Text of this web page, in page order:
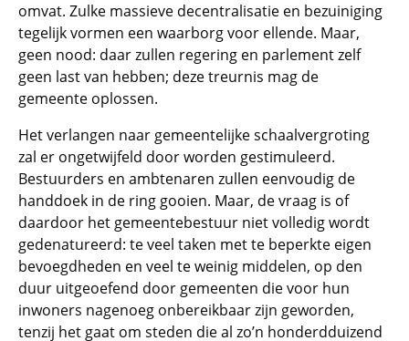
omvat. Zulke massieve decentralisatie en bezuiniging
tegelijk vormen een waarborg voor ellende. Maar,
geen nood: daar zullen regering en parlement zelf
geen last van hebben; deze treurnis mag de
gemeente oplossen.
Het verlangen naar gemeentelijke schaalvergroting
zal er ongetwijfeld door worden gestimuleerd.
Bestuurders en ambtenaren zullen eenvoudig de
handdoek in de ring gooien. Maar, de vraag is of
daardoor het gemeentebestuur niet volledig wordt
gedenatureerd: te veel taken met te beperkte eigen
bevoegdheden en veel te weinig middelen, op den
duur uitgeoefend door gemeenten die voor hun
inwoners nagenoeg onbereikbaar zijn geworden,
tenzij het gaat om steden die al zo’n honderdduizend